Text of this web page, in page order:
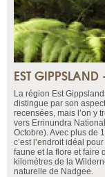
EST
La région Est
distingue par son
recensées, mais l’on y
vers Errinundra
Octobre). Avec plus de
c’est l’endroit idéal
faune et la flore et faire
kilomètres de la
naturelle de Nadgee.